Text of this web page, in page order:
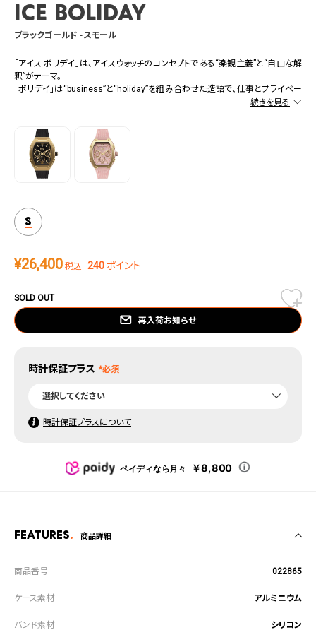
ICE boliday
ブラックゴールド - スモール
「アイス ボリデイ」は、アイスウォッチのコンセプトである“楽観主義”と“自由な解
釈”がテーマ。
「ボリデイ」は“business”と“holiday”を組み合わせた造語で、仕事とプライベー
S
¥26,400 税込 240ポイント
SOLD OUT
再入荷お知らせ
時計保証プラス
時計保証プラスについて
ペイディなら月々 ￥8,800
Features 商品詳細
022865
アルミニウム
シリコン